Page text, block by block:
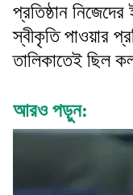
প্রতিষ্ঠান
স্বীকৃতি পাওয়ার
তালিকাতেই ছিল
আরও পড়ুন: